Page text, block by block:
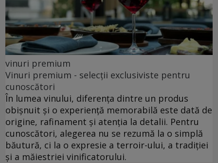
vinuri premium
Vinuri premium - selecții exclusiviste pentru
cunoscători
În lumea vinului, diferența dintre un produs
obișnuit și o experiență memorabilă este dată de
origine, rafinament și atenția la detalii. Pentru
cunoscători, alegerea nu se rezumă la o simplă
băutură, ci la o expresie a terroir-ului, a tradiției
și a măiestriei vinificatorului.